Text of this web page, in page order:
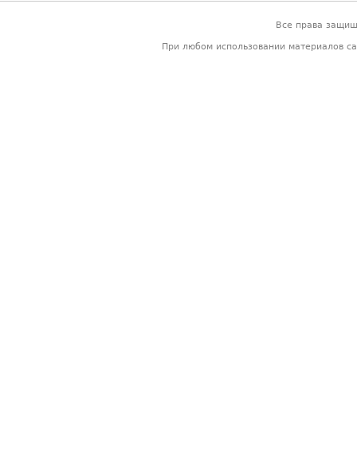
Все права
При любом использовании материалов